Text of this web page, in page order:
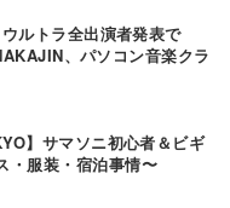
ルトラ全出演者発表で
、パソコン音楽クラ
】サマソニ初心者＆ビギ
・服装・宿泊事情〜